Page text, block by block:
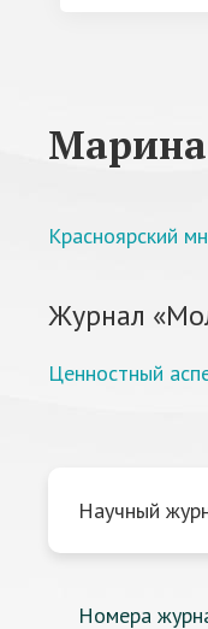
Красноярский
Журнал
Ценностный
Научный
Номера